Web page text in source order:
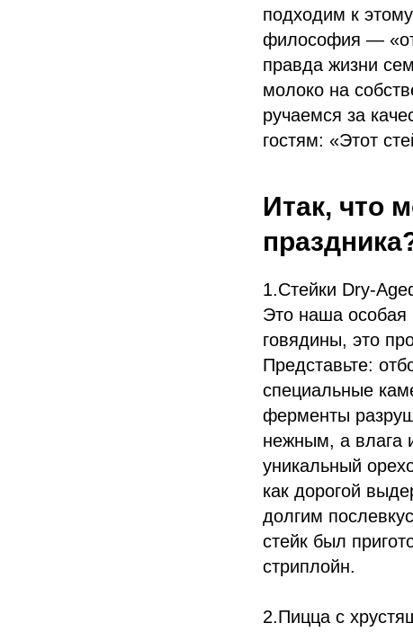
подходим к
философия — «от
правда жизни
молоко на
ручаемся за
гостям: «Этот
Итак, что
1.Стейки Dry-
Это наша особая
говядины, это
Представьте:
специальные
ферменты
нежным, а влага
уникальный
как дорогой
долгим
стейк был
стриплойн.
2.Пицца с